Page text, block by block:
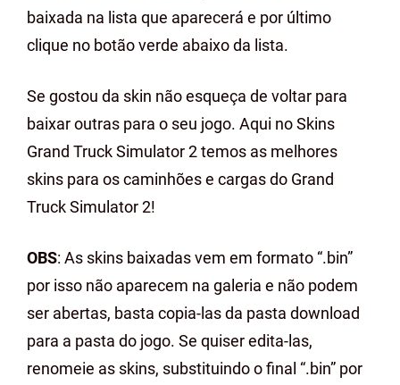
baixada na lista que aparecerá e por último
clique no botão verde abaixo da lista.
Se gostou da skin não esqueça de voltar para
baixar outras para o seu jogo. Aqui no Skins
Grand Truck Simulator 2 temos as melhores
skins para os caminhões e cargas do Grand
Truck Simulator 2!
OBS: As skins baixadas vem em formato “.bin”
por isso não aparecem na galeria e não podem
ser abertas, basta copia-las da pasta download
para a pasta do jogo. Se quiser edita-las,
renomeie as skins, substituindo o final “.bin” por